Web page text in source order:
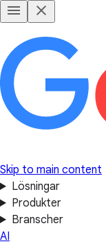
Skip to main content
Lösningar
Produkter
Branscher
AI